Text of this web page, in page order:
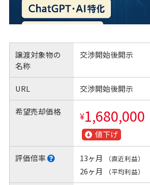
譲渡対象物の
名称
交渉開始後開示
URL 交渉開始後開示
希望売却価格 ¥1,680,000
値下げ
評価倍率 13ヶ月 （直近利益）
26ヶ月 （平均利益）